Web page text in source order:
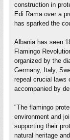
construction in
Edi Rama over a
has sparked the
Albania has seen
Flamingo
organized by the
Germany, Italy,
repeal crucial laws
accompanied by
"The flamingo
environment and
supporting their
natural heritage